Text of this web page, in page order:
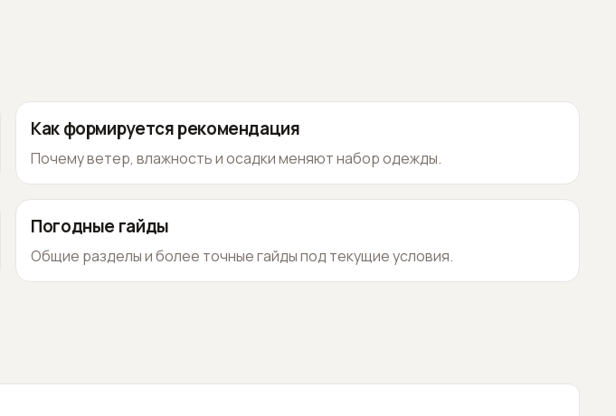
Как формируется рекомендация
Почему ветер, влажность и осадки меняют набор одежды.
Погодные гайды
Общие разделы и более точные гайды под текущие условия.